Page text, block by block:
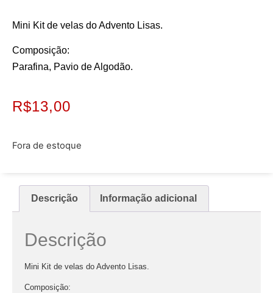
Mini Kit de velas do Advento Lisas.
Composição:
Parafina, Pavio de Algodão.
R$13,00
Fora de estoque
Descrição Informação adicional
Descrição
Mini Kit de velas do Advento Lisas.
Composição: